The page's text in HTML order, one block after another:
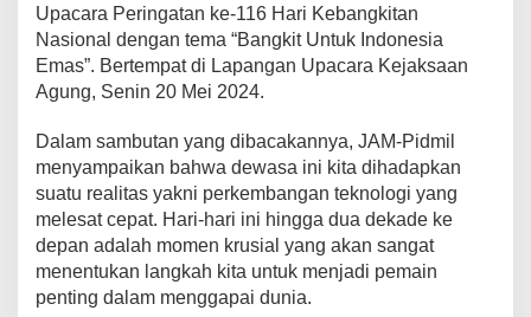
Upacara Peringatan ke-116 Hari Kebangkitan
Nasional dengan tema “Bangkit Untuk Indonesia
Emas”. Bertempat di Lapangan Upacara Kejaksaan
Agung, Senin 20 Mei 2024.
Dalam sambutan yang dibacakannya, JAM-Pidmil
menyampaikan bahwa dewasa ini kita dihadapkan
suatu realitas yakni perkembangan teknologi yang
melesat cepat. Hari-hari ini hingga dua dekade ke
depan adalah momen krusial yang akan sangat
menentukan langkah kita untuk menjadi pemain
penting dalam menggapai dunia.